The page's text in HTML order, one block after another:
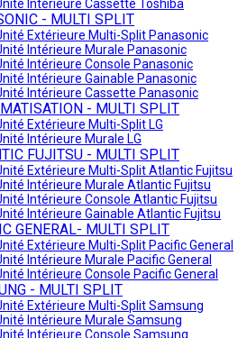
Intérieure Cassette Toshiba
- MULTI SPLIT
Extérieure Multi-Split Panasonic
Intérieure Murale Panasonic
Intérieure Console Panasonic
Intérieure Gainable Panasonic
Intérieure Cassette Panasonic
- MULTI SPLIT
Extérieure Multi-Split LG
Intérieure Murale LG
FUJITSU - MULTI SPLIT
Extérieure Multi-Split Atlantic Fujitsu
Intérieure Murale Atlantic Fujitsu
Intérieure Console Atlantic Fujitsu
Intérieure Gainable Atlantic Fujitsu
GENERAL- MULTI SPLIT
Extérieure Multi-Split Pacific General
Intérieure Murale Pacific General
Intérieure Console Pacific General
- MULTI SPLIT
Extérieure Multi-Split Samsung
Intérieure Murale Samsung
Intérieure Console Samsung